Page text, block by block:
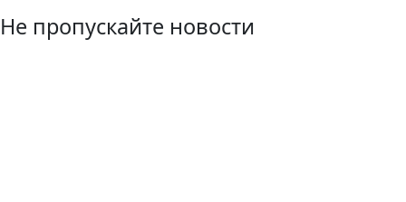
Не пропускайте новости